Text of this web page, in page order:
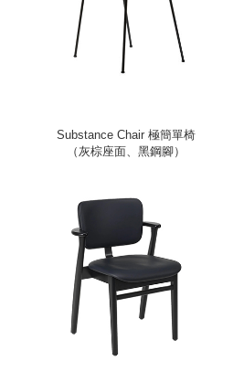
Substance Chair 極簡單椅
（灰棕座面、黑鋼腳）